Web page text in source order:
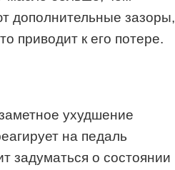
дополнительные зазоры,
приводит к его потере.
ухудшение
на педаль
задуматься о состоянии